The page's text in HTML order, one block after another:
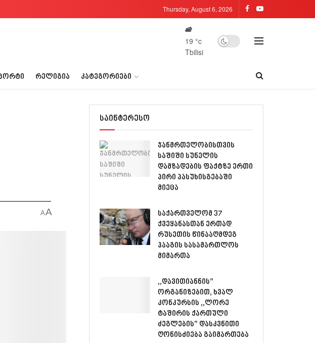
Thursday, August 6, 2026
19 °c
Tbilisi
ᲠᲔᲚᲘᲒᲘᲐ ᲙᲐᲢᲔᲒᲝᲠᲘᲔᲑᲘ
AA
საინტერესო
ჯანმრთელობისთვის
საშიში სუნელის
დამზადების ფაქტზე ერთი
პირი პასუხისგებაში
მიეცა
საქართველომ 37
ქვეყანასთან ერთად
რუსეთის წინააღმდეგ
ჰააგის სასამართლოს
მიმართა
,,დავითიანნის”
ორგანიზებით, ხვალ
კონკურსის ,,ლორე
ტაშირის ქართული
ძეგლების” დასკვნითი
ღონისძიება გაიმართება